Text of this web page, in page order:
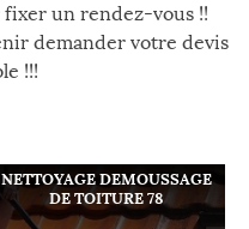
un rendez-vous !!
demander votre devis
!!!
NETTOYAGE DEMOUSSAGE
DE TOITURE 78